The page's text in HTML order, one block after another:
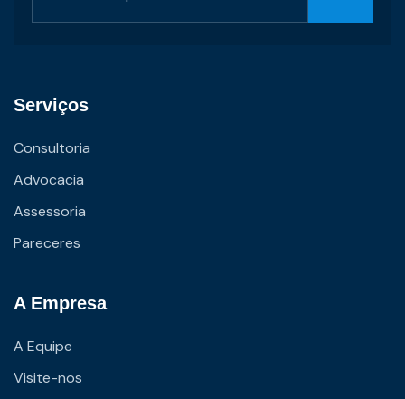
Serviços
Consultoria
Advocacia
Assessoria
Pareceres
A Empresa
A Equipe
Visite-nos